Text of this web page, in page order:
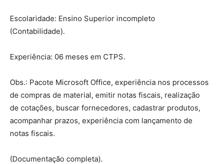
Escolaridade: Ensino Superior incompleto
(Contabilidade).
Experiência: 06 meses em CTPS.
Obs.: Pacote Microsoft Office, experiência nos processos
de compras de material, emitir notas fiscais, realização
de cotações, buscar fornecedores, cadastrar produtos,
acompanhar prazos, experiência com lançamento de
notas fiscais.
(Documentação completa).